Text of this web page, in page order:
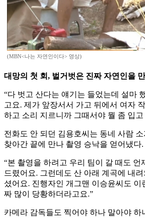
(MBN<나는 자연인이다> 영상)
대망의 첫 회, 벌거벗은 진짜 자연인을
“다 벗고 산다는 얘기는 들었는데 설마
고요. 제가 앞장서서 가고 뒤에서 여자
하고 소리 지르니까 그때서야 뭘 좀 입
전화도 안 되던 김용호씨는 동네 사람
찾아간 끝에 만나 촬영 승낙을 얻어냈다.
“본 촬영을 하려고 우리 팀이 갈 때도 언
드렸어요. 그런데도 산 아래 계곡에 내
셨어요. 진행자인 개그맨 이승윤씨도 이
짜 많이 당황하더라고요.”
카메라 감독들도 찍어야 하나 말아야 하